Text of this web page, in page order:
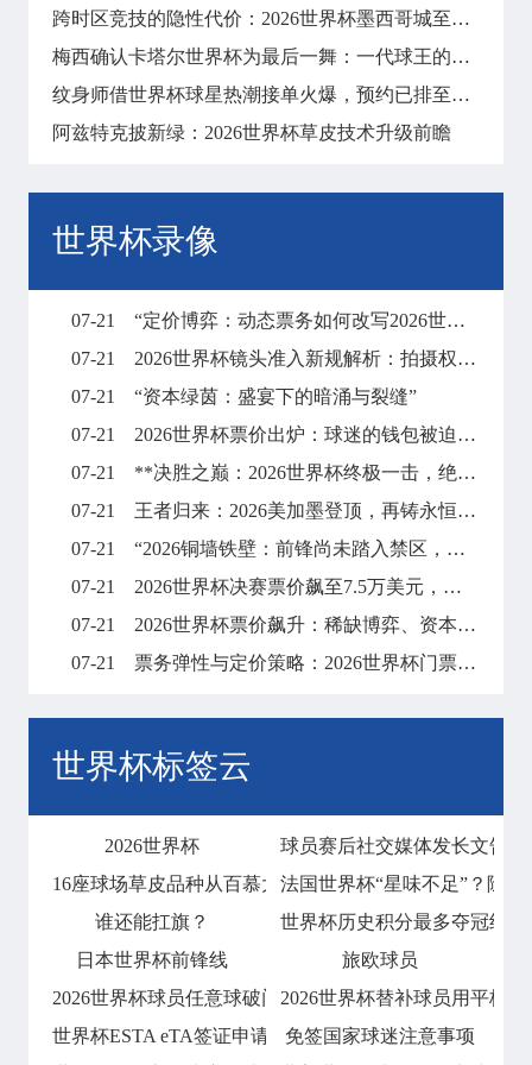
跨时区竞技的隐性代价：2026世界杯墨西哥城至纽约长途飞行对球员昼夜节律与竞技状态的冲击分析
梅西确认卡塔尔世界杯为最后一舞：一代球王的终局之战
纹身师借世界杯球星热潮接单火爆，预约已排至明年
阿兹特克披新绿：2026世界杯草皮技术升级前瞻
世界杯录像
07-21
“定价博弈：动态票务如何改写2026世界杯财富格局”
07-21
2026世界杯镜头准入新规解析：拍摄权限调整与现场执行要点
07-21
“资本绿茵：盛宴下的暗涌与裂缝”
07-21
2026世界杯票价出炉：球迷的钱包被迫“踢满全场”
07-21
**决胜之巅：2026世界杯终极一击，绝杀封王**
07-21
王者归来：2026美加墨登顶，再铸永恒传奇
07-21
“2026铜墙铁壁：前锋尚未踏入禁区，梦想已碎在防线之外”
07-21
2026世界杯决赛票价飙至7.5万美元，天价门票创下历史纪录
07-21
2026世界杯票价飙升：稀缺博弈、资本暗战与全球体育消费版图的结构性重塑
07-21
票务弹性与定价策略：2026世界杯门票市场的溢价平衡机制
世界杯标签云
2026世界杯
球员赛后社交媒体发长文告别
16座球场草皮品种从百慕大到黑麦草的过渡
法国世界杯“星味不足”？除姆
谁还能扛旗？
世界杯历史积分最多夺冠纪录
日本世界杯前锋线
旅欧球员
2026世界杯球员任意球破门会否技惊四座2026世界杯替补球员用平板
世界杯ESTA eTA签证申请指南免签国家球迷注意事项